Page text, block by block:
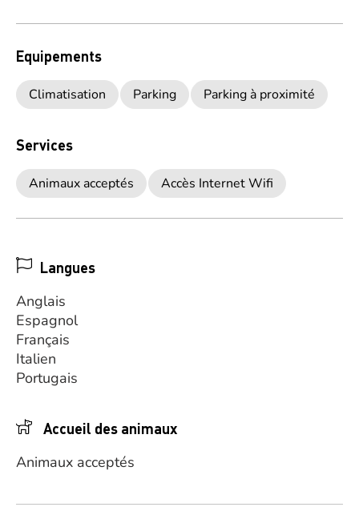
Equipements
Climatisation Parking Parking à proximité
Services
Animaux acceptés Accès Internet Wifi
Langues
Anglais
Espagnol
Français
Italien
Portugais
Accueil des animaux
Animaux acceptés